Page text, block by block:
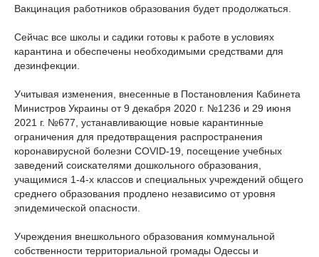
Вакцинация работников образования будет продолжаться.
Сейчас все школы и садики готовы к работе в условиях
карантина и обеспечены необходимыми средствами для
дезинфекции.
Учитывая изменения, внесенные в Постановления Кабинета
Министров Украины от 9 декабря 2020 г. №1236 и 29 июня
2021 г. №677, устанавливающие новые карантинные
ограничения для предотвращения распространения
коронавирусной болезни COVID-19, посещение учебных
заведений соискателями дошкольного образования,
учащимися 1-4-х классов и специальных учреждений общего
среднего образования продлено независимо от уровня
эпидемической опасности.
Учреждения внешкольного образования коммунальной
собственности территориальной громады Одессы и